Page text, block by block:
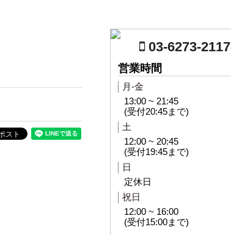
03-6273-2117
営業時間
月-金
13:00 ~ 21:45
(受付20:45まで)
土
12:00 ~ 20:45
(受付19:45まで)
日
定休日
祝日
12:00 ~ 16:00
(受付15:00まで)